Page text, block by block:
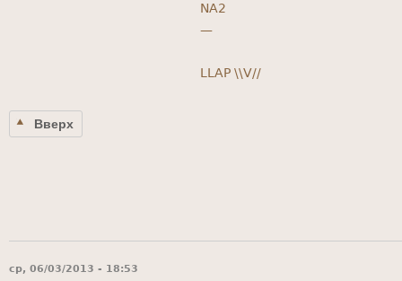
NA2
—
LLAP \\V//
Вверх
ср, 06/03/2013 - 18:53